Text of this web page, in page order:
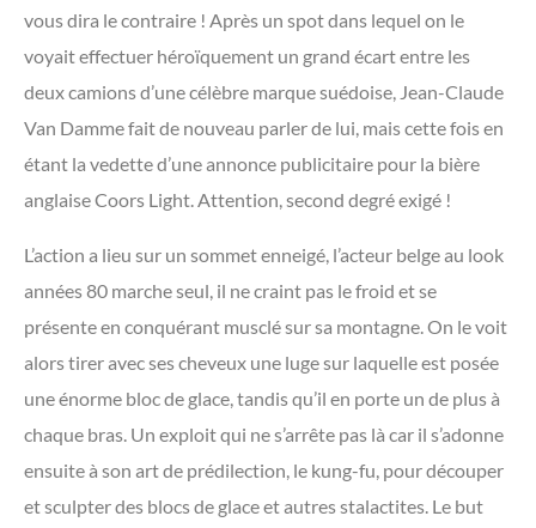
vous dira le contraire ! Après un spot dans lequel on le
voyait effectuer héroïquement un grand écart entre les
deux camions d’une célèbre marque suédoise, Jean-Claude
Van Damme fait de nouveau parler de lui, mais cette fois en
étant la vedette d’une annonce publicitaire pour la bière
anglaise Coors Light. Attention, second degré exigé !
L’action a lieu sur un sommet enneigé, l’acteur belge au look
années 80 marche seul, il ne craint pas le froid et se
présente en conquérant musclé sur sa montagne. On le voit
alors tirer avec ses cheveux une luge sur laquelle est posée
une énorme bloc de glace, tandis qu’il en porte un de plus à
chaque bras. Un exploit qui ne s’arrête pas là car il s’adonne
ensuite à son art de prédilection, le kung-fu, pour découper
et sculpter des blocs de glace et autres stalactites. Le but